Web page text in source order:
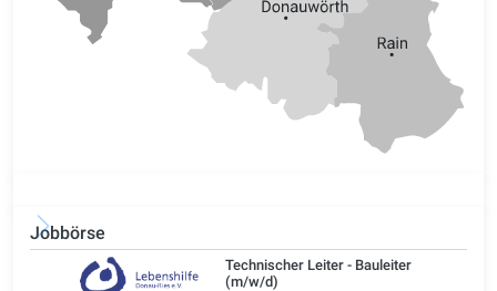
Jobbörse
Technischer Leiter - Bauleiter
(m/w/d)